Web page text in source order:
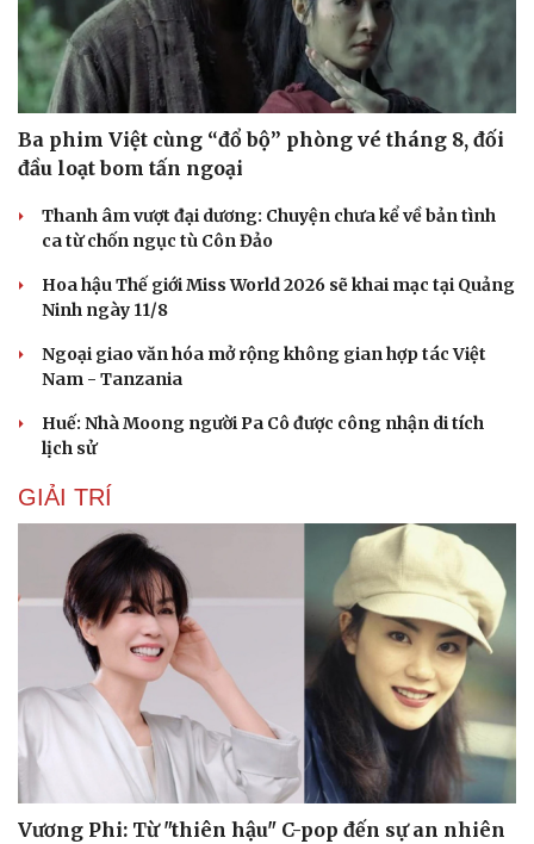
Du lịch
Tư vấn
check-in
Đọc truyện đêm khuya
Cửa sổ tình yêu
Kể chuyện cho bé
Hạt giống tâm hồn
Ba phim Việt cùng “đổ bộ” phòng vé tháng 8, đối
đầu loạt bom tấn ngoại
Thanh âm vượt đại dương: Chuyện chưa kể về bản tình
ca từ chốn ngục tù Côn Đảo
Hoa hậu Thế giới Miss World 2026 sẽ khai mạc tại Quảng
Ninh ngày 11/8
Ngoại giao văn hóa mở rộng không gian hợp tác Việt
Nam - Tanzania
Huế: Nhà Moong người Pa Cô được công nhận di tích
lịch sử
GIẢI TRÍ
Vương Phi: Từ "thiên hậu" C-pop đến sự an nhiên